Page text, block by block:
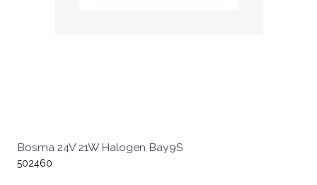
Bosma 24V 21W Halogen Bay9S
502460